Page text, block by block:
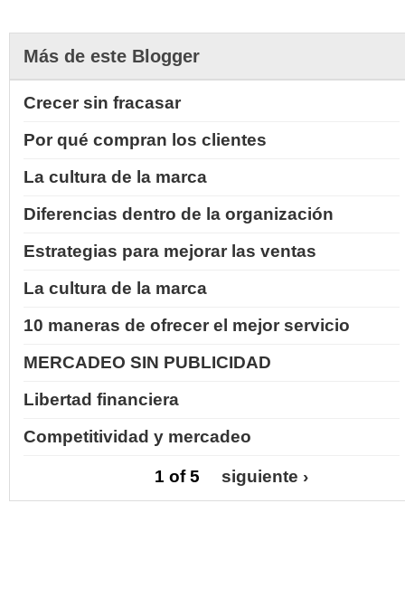
Más de este Blogger
Crecer sin fracasar
Por qué compran los clientes
La cultura de la marca
Diferencias dentro de la organización
Estrategias para mejorar las ventas
La cultura de la marca
10 maneras de ofrecer el mejor servicio
MERCADEO SIN PUBLICIDAD
Libertad financiera
Competitividad y mercadeo
1 of 5 siguiente ›